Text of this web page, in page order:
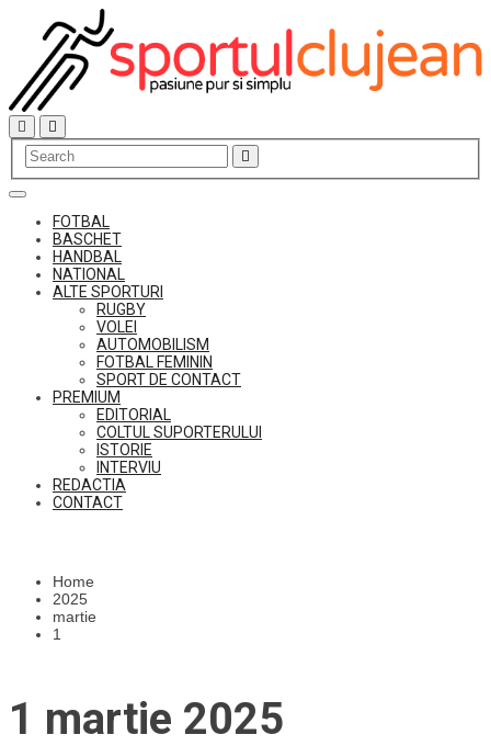
content
FOTBAL
BASCHET
HANDBAL
NATIONAL
ALTE SPORTURI
RUGBY
VOLEI
AUTOMOBILISM
FOTBAL FEMININ
SPORT DE CONTACT
PREMIUM
EDITORIAL
COLTUL SUPORTERULUI
ISTORIE
INTERVIU
REDACTIA
CONTACT
Home
2025
martie
1
1 martie 2025